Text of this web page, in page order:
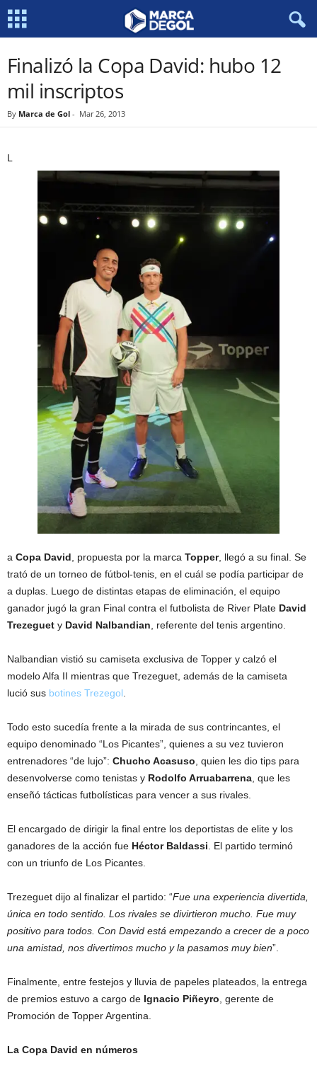
Finalizó la Copa David: hubo 12
mil inscriptos
By Marca de Gol - Mar 26, 2013
L
a Copa David , propuesta por la marca Topper, llegó a su final. Se
trató de un torneo de fútbol-tenis, en el cuál se podía participar de
a duplas. Luego de distintas etapas de eliminación, el equipo
ganador jugó la gran Final contra el futbolista de River Plate David
Trezeguet y David Nalbandian , referente del tenis argentino.
Nalbandian vistió su camiseta exclusiva de Topper y calzó el
modelo Alfa II mientras que Trezeguet, además de la camiseta
lució sus botines Trezegol
Todo esto sucedía frente a la mirada de sus contrincantes, el
equipo denominado “Los Picantes”, quienes a su vez tuvieron
entrenadores “de lujo”: Chucho Acasuso , quien les dio tips para
desenvolverse como tenistas y Rodolfo Arruabarrena , que les
enseñó tácticas futbolísticas para vencer a sus rivales.
El encargado de dirigir la final entre los deportistas de elite y los
ganadores de la acción fue Héctor Baldassi . El partido terminó
con un triunfo de Los Picantes.
Trezeguet dijo al finalizar el partido: “Fue una experiencia divertida,
única en todo sentido. Los rivales se divirtieron mucho. Fue muy
positivo para todos. Con David está empezando a crecer de a poco
una amistad, nos divertimos mucho y la pasamos muy bien”.
Finalmente, entre festejos y lluvia de papeles plateados, la entrega
de premios estuvo a cargo de Ignacio Piñeyro , gerente de
Promoción de Topper Argentina.
La Copa David en números